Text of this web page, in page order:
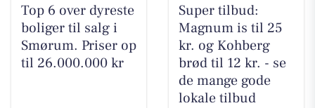
Top 6 over dyreste
boliger til salg i
Smørum. Priser op
til 26.000.000 kr
Super tilbud:
Magnum is til 25
kr. og Kohberg
brød til 12 kr. - se
de mange gode
lokale tilbud